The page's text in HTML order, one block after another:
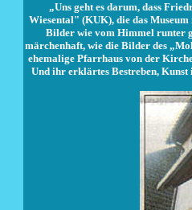
„Uns geht es darum, dass
Wiesental" (KUK), die das
Bilder wie vom Himmel runter
märchenhaft, wie die Bilder des
ehemalige Pfarrhaus von der
Und ihr erklärtes Bestreben,